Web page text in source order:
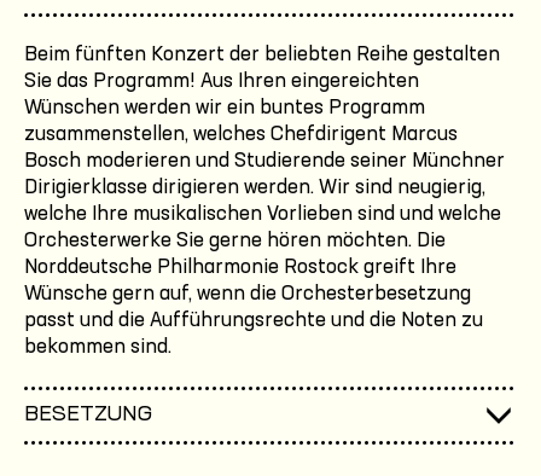
Beim fünften Konzert der beliebten Reihe gestalten
Sie das Programm! Aus Ihren eingereichten
Wünschen werden wir ein buntes Programm
zusammenstellen, welches Chefdirigent Marcus
Bosch moderieren und Studierende seiner Münchner
Dirigierklasse dirigieren werden. Wir sind neugierig,
welche Ihre musikalischen Vorlieben sind und welche
Orchesterwerke Sie gerne hören möchten. Die
Norddeutsche Philharmonie Rostock greift Ihre
Wünsche gern auf, wenn die Orchesterbesetzung
passt und die Aufführungsrechte und die Noten zu
bekommen sind.
BESETZUNG